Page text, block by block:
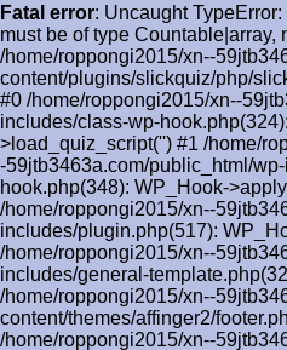
Fatal error: Uncaught
must be of type Countable|array,
/home/roppongi2015/xn--
content/plugins/slickquiz/php/
#0 /home/roppongi2015/xn--
includes/class-wp-
>load_quiz_script('') #1 /home/
-59jtb3463a.com/public_html/
hook.php(348): WP_Hook-
/home/roppongi2015/xn--
includes/plugin.php(517):
/home/roppongi2015/xn--
includes/general-
/home/roppongi2015/xn--
content/themes/affinger2/
/home/roppongi2015/xn--